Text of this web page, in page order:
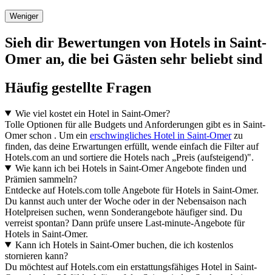
Weniger
Sieh dir Bewertungen von Hotels in Saint-
Omer an, die bei Gästen sehr beliebt sind
Häufig gestellte Fragen
Wie viel kostet ein Hotel in Saint-Omer?
Tolle Optionen für alle Budgets und Anforderungen gibt es in Saint-
Omer schon . Um ein erschwingliches Hotel in Saint-Omerzu
finden, das deine Erwartungen erfüllt, wende einfach die Filter auf
Hotels.com an und sortiere die Hotels nach „Preis (aufsteigend)".
Wie kann ich bei Hotels in Saint-Omer Angebote finden und
Prämien sammeln?
Entdecke auf Hotels.com tolle Angebote für Hotels in Saint-Omer.
Du kannst auch unter der Woche oder in der Nebensaison nach
Hotelpreisen suchen, wenn Sonderangebote häufiger sind. Du
verreist spontan? Dann prüfe unsere Last-minute-Angebote für
Hotels in Saint-Omer.
Kann ich Hotels in Saint-Omer buchen, die ich kostenlos
stornieren kann?
Du möchtest auf Hotels.com ein erstattungsfähiges Hotel in Saint-